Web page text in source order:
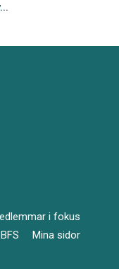
i fokus
Mina sidor